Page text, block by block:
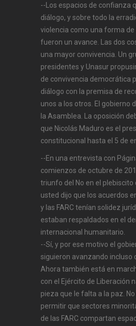
--Los espacios de confianza
diálogo, y sobre todo la
violencia como una forma de
fueron un avance. Las dos
una mayor convivencia. Un
presidentes y Unasur
de convivencia democrática
diálogo con la premisa de
unos a los otros. El gobierno
la Asamblea. La oposición
que Nicolás Maduro es el
constitucional hasta el 5 de
--En una entrevista con
comienzos de octubre de
triunfo del No en el plebiscito
usted dijo que los acuerdos
y las FARC tenían solidez
estaban respaldados en el
internacional humanitario.
--Sí, y por ese motivo el
siguieron avanzando incluso
Ahora también está en
con el Ejército de Liberación
pieza que le falta a la paz.
permitir que sectores
de las FARC compartan